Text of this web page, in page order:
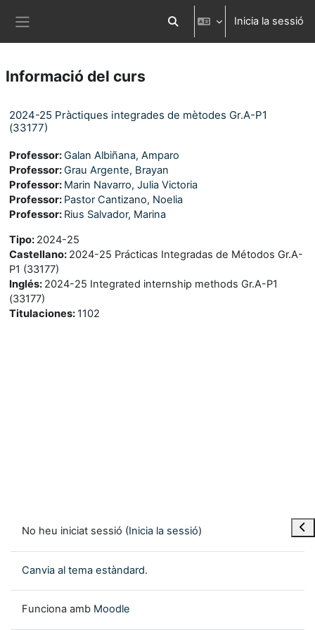
Commuta l'entrada de la cerca
Inicia la sessió
Informació del curs
2024-25 Pràctiques integrades de mètodes Gr.A-P1
(33177)
Professor:Galan Albiñana, Amparo
Professor:Grau Argente, Brayan
Professor: Marin Navarro, Julia Victoria
Professor: Pastor Cantizano, Noelia
Professor: Rius Salvador, Marina
Tipo: 2024-25
Castellano: 2024-25 Prácticas Integradas de Métodos Gr.A-
P1 (33177)
Inglés: 2024-25 Integrated internship methods Gr.A-P1
(33177)
Titulaciones: 1102
No heu iniciat sessió (Inicia la sessió)
Canvia al tema estàndard.
Funciona amb Moodle